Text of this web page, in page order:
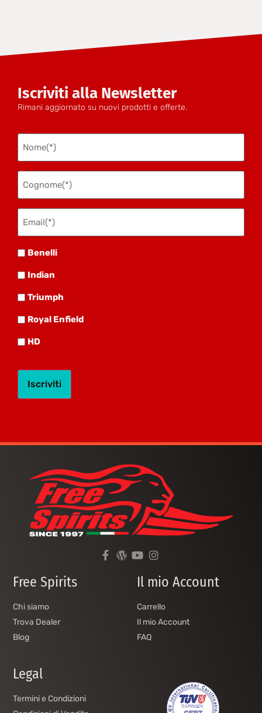
Iscriviti alla Newsletter
Rimani aggiornato su nuovi prodotti e offerte.
Nome
(Obbligatorio)
Cognome
(Obbligatorio)
Email(*)
(Obbligatorio)
Benelli
Benelli
Indian
Indian
Triumph
Triumph
Royal
Royal Enfield
HDHD
Free Spirits
Chi siamo
Trova Dealer
Blog
Il mio Account
Carrello
Il mio Account
FAQ
Legal
Termini e Condizioni